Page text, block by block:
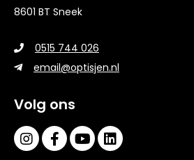
8601 BT Sneek
0515 744 026
email@optisjen.nl
Volg ons